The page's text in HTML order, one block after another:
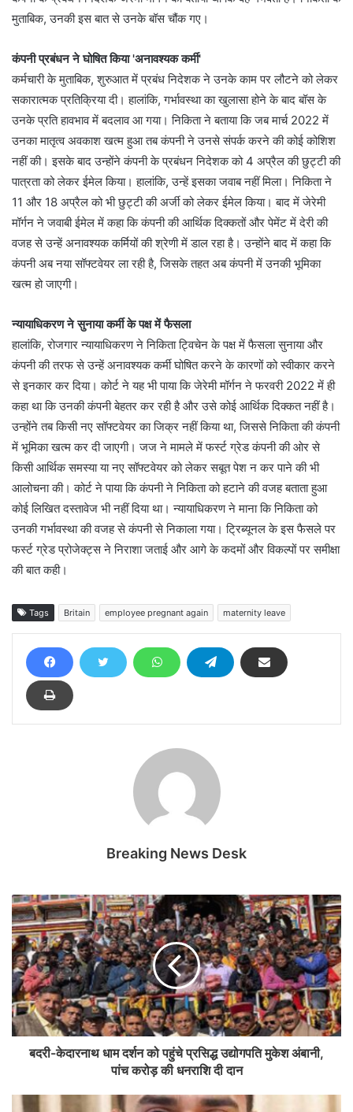
मुताबिक, उनकी इस बात से उनके बॉस चौंक गए।
कंपनी प्रबंधन ने घोषित किया 'अनावश्यक कर्मी'
कर्मचारी के मुताबिक, शुरुआत में प्रबंध निदेशक ने उनके काम पर लौटने को लेकर
सकारात्मक प्रतिक्रिया दी। हालांकि, गर्भावस्था का खुलासा होने के बाद बॉस के
उनके प्रति हावभाव में बदलाव आ गया। निकिता ने बताया कि जब मार्च 2022 में
उनका मातृत्व अवकाश खत्म हुआ तब कंपनी ने उनसे संपर्क करने की कोई कोशिश
नहीं की। इसके बाद उन्होंने कंपनी के प्रबंधन निदेशक को 4 अप्रैल की छुट्टी की
पात्रता को लेकर ईमेल किया। हालांकि, उन्हें इसका जवाब नहीं मिला। निकिता ने
11 और 18 अप्रैल को भी छुट्टी की अर्जी को लेकर ईमेल किया। बाद में जेरेमी
मॉर्गन ने जवाबी ईमेल में कहा कि कंपनी की आर्थिक दिक्कतों और पेमेंट में देरी की
वजह से उन्हें अनावश्यक कर्मियों की श्रेणी में डाल रहा है। उन्होंने बाद में कहा कि
कंपनी अब नया सॉफ्टवेयर ला रही है, जिसके तहत अब कंपनी में उनकी भूमिका
खत्म हो जाएगी।
न्यायाधिकरण ने सुनाया कर्मी के पक्ष में फैसला
हालांकि, रोजगार न्यायाधिकरण ने निकिता ट्विचेन के पक्ष में फैसला सुनाया और
कंपनी की तरफ से उन्हें अनावश्यक कर्मी घोषित करने के कारणों को स्वीकार करने
से इनकार कर दिया। कोर्ट ने यह भी पाया कि जेरेमी मॉर्गन ने फरवरी 2022 में ही
कहा था कि उनकी कंपनी बेहतर कर रही है और उसे कोई आर्थिक दिक्कत नहीं है।
उन्होंने तब किसी नए सॉफ्टवेयर का जिक्र नहीं किया था, जिससे निकिता की कंपनी
में भूमिका खत्म कर दी जाएगी। जज ने मामले में फर्स्ट ग्रेड कंपनी की ओर से
किसी आर्थिक समस्या या नए सॉफ्टवेयर को लेकर सबूत पेश न कर पाने की भी
आलोचना की। कोर्ट ने पाया कि कंपनी ने निकिता को हटाने की वजह बताता हुआ
कोई लिखित दस्तावेज भी नहीं दिया था। न्यायाधिकरण ने माना कि निकिता को
उनकी गर्भावस्था की वजह से कंपनी से निकाला गया। ट्रिब्यूनल के इस फैसले पर
फर्स्ट ग्रेड प्रोजेक्ट्स ने निराशा जताई और आगे के कदमों और विकल्पों पर समीक्षा
की बात कही।
Tags Britain employee pregnant again maternity leave
Breaking News Desk
बदरी-केदारनाथ धाम दर्शन को पहुंचे प्रसिद्ध उद्योगपति मुकेश अंबानी,
पांच करोड़ की धनराशि दी दान